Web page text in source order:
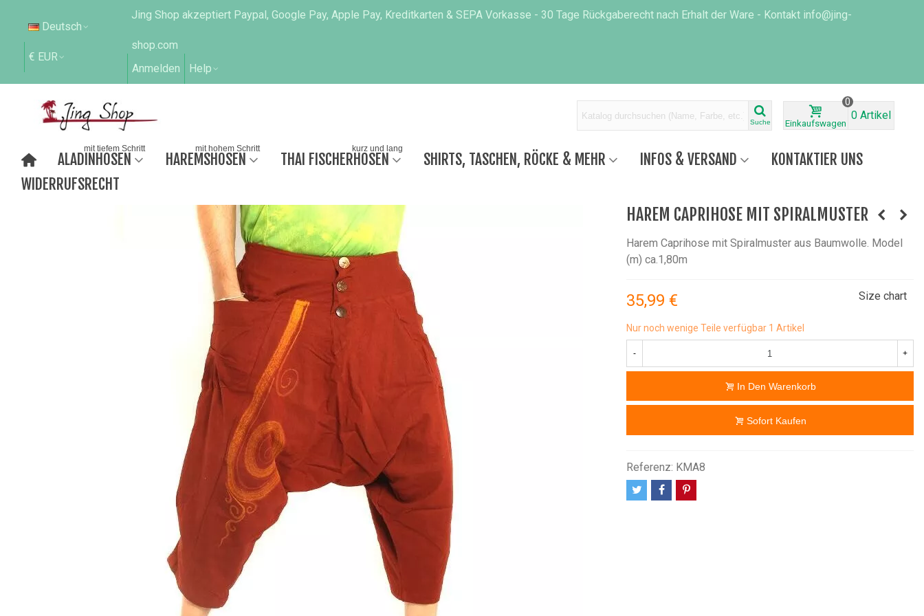
Deutsch
€ EUR
Jing Shop akzeptiert Paypal, Google Pay, Apple Pay, Kreditkarten & SEPA Vorkasse - 30 Tage Rückgaberecht nach Erhalt der Ware - Kontakt info@jing-
shop.com
Anmelden
Help
Suche Einkaufswagen
0
0 Artikel
ALADINHOSEN
mit tiefem Schritt
HAREMSHOSEN
mit hohem Schritt
THAI FISCHERHOSEN
kurz und lang
SHIRTS, TASCHEN, RÖCKE & MEHR INFOS & VERSAND
KONTAKTIER UNS
WIDERRUFSRECHT
HAREM CAPRIHOSE MIT SPIRALMUSTER
Harem Caprihose mit Spiralmuster aus Baumwolle. Model
(m) ca.1,80m
35,99 € Size chart
Nur noch wenige Teile verfügbar 1 Artikel
- +
In Den Warenkorb
Sofort Kaufen
Referenz: KMA8